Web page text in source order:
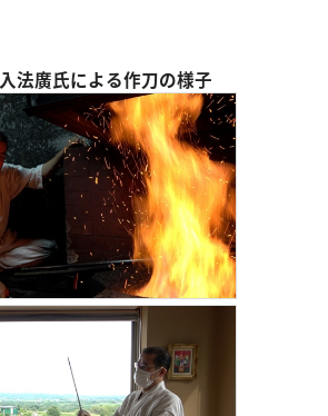
法廣氏による作刀の様子